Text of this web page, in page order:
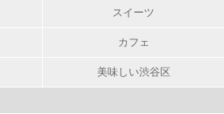
スイーツ
カフェ
美味しい渋谷区